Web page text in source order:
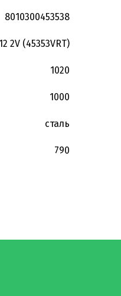
8010300453538
2V (45353VRT)
1020
1000
сталь
790